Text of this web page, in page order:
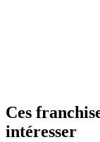
Ces
intéresser